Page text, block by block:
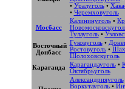
• Уралуголь•
• Черемховуголь
Мосбасс
Калининуголь•
Тулауголь•
Восточный
Донбасс
Гуковуголь•
Ростовуголь•
Шолоховскуголь
Караганда
Карагандауголь•
Октябрьуголь
Александрияуголь
Воркутауголь•